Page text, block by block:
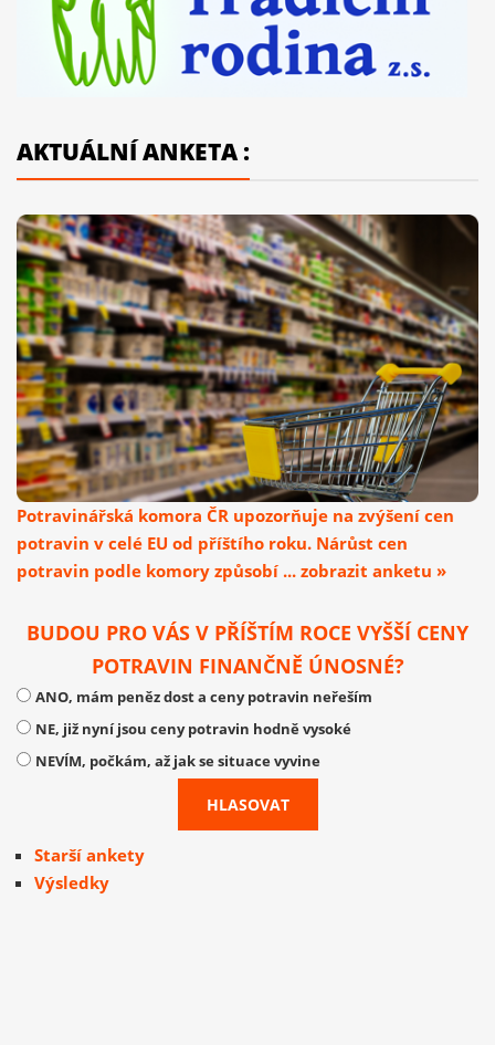
AKTUÁLNÍ ANKETA :
Potravinářská komora ČR upozorňuje na zvýšení cen
potravin v celé EU od příštího roku. Nárůst cen
potravin podle komory způsobí ... zobrazit anketu »
BUDOU PRO VÁS V PŘÍŠTÍM ROCE VYŠŠÍ CENY
POTRAVIN FINANČNĚ ÚNOSNÉ?
ANO, mám peněz dost a ceny potravin neřeším
NE, již nyní jsou ceny potravin hodně vysoké
NEVÍM, počkám, až jak se situace vyvine
Starší ankety
Výsledky